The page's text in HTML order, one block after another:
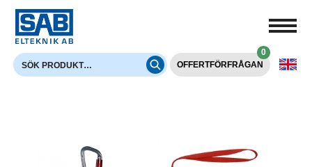
OFFERTFÖRFRÅGAN
0